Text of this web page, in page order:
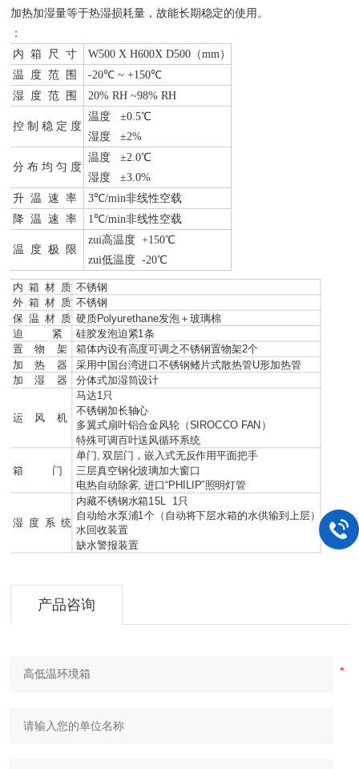
加热加湿量等于热湿损耗量，故能长期稳定的使用。
：
内 箱 尺 寸
W500X H600X D500（mm）
温 度 范 围
-20℃ ~ +150℃
湿 度 范 围
20% RH ~98% RH
控 制 稳 定 度
温度 ±0.5℃
湿度 ±2%
分 布 均 匀 度
温度 ±2.0℃
湿度 ±3.0%
升 温 速 率
3℃/min非线性空载
降 温 速 率
1℃/min非线性空载
温 度 极 限
zui高温度 +150℃
zui低温度 -20℃
内 箱 材 质 不锈钢
外 箱 材 质 不锈钢
保 温 材 质 硬质Polyurethane发泡＋玻璃棉
迫 紧 硅胶发泡迫紧1条
置 物 架
箱体内设有高度可调之不锈钢置物架2个
加 热 器
采用中国台湾进口不锈钢鳍片式散热管U形加热管
加 湿 器 分体式加湿筒设计
运 风 机
马达1只
不锈钢加长轴心
多翼式扇叶铝合金风轮（SIROCCO FAN）
特殊可调百叶送风循环系统
箱 门
单门, 双层门，嵌入式无反作用平面把手
三层真空钢化玻璃加大窗口
电热自动除雾, 进口“PHILIP”照明灯管
湿 度 系 统
内藏不锈钢水箱15L 1只
自动给水泵浦1个（自动将下层水箱的水供输到上层）
水回收装置
缺水警报装置
产品咨询